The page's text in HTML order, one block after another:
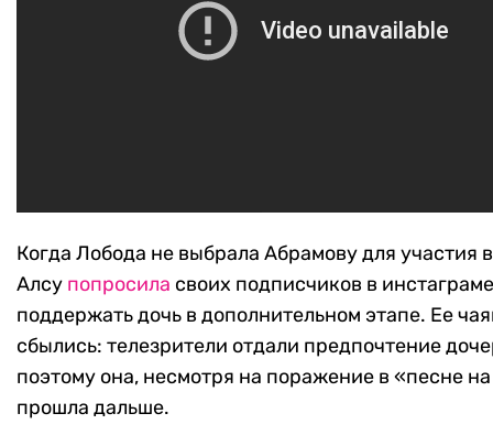
Когда Лобода не выбрала Абрамову для участия
Алсу попросила своих подписчиков в инстаграме
поддержать дочь в дополнительном этапе. Ее
сбылись: телезрители отдали предпочтение
поэтому она, несмотря на поражение в «песне
прошла дальше.